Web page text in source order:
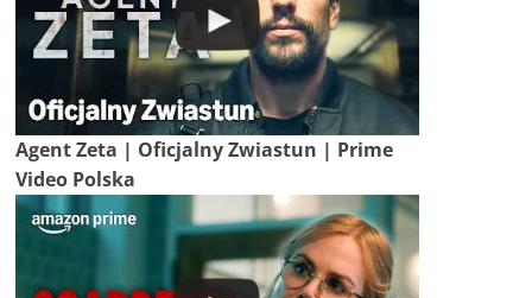
Agent Zeta | Oficjalny Zwiastun | Prime
Video Polska